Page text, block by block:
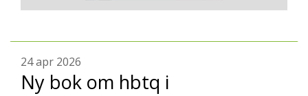
24 apr 2026
Ny bok om hbtq i